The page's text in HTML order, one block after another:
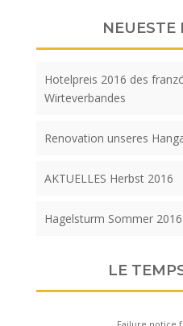
NEUESTE
Hotelpreis 2016 des
Wirteverbandes
Renovation unseres
AKTUELLES Herbst 2016
Hagelsturm Sommer 2016
LE